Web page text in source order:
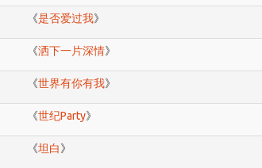
《是否爱过我》
《洒下一片深情》
《世界有你有我》
《世纪Party》
《坦白》